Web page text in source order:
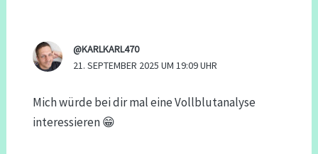
@KARLKARL470
21. SEPTEMBER 2025 UM 19:09 UHR
Mich würde bei dir mal eine Vollblutanalyse
interessieren 😁